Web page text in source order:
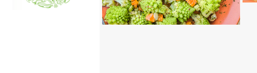
PAGODA SALÁTA